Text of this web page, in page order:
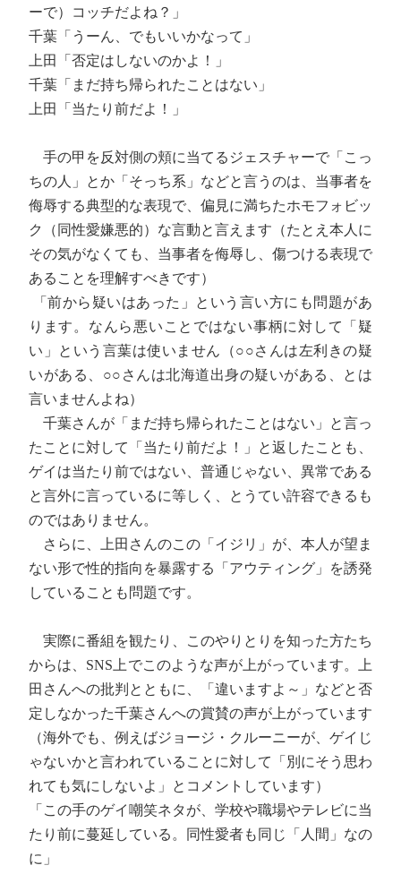
ーで）コッチだよね？」
千葉「うーん、でもいいかなって」
上田「否定はしないのかよ！」
千葉「まだ持ち帰られたことはない」
上田「当たり前だよ！」
手の甲を反対側の頬に当てるジェスチャーで「こっ
ちの人」とか「そっち系」などと言うのは、当事者を
侮辱する典型的な表現で、偏見に満ちたホモフォビッ
ク（同性愛嫌悪的）な言動と言えます（たとえ本人に
その気がなくても、当事者を侮辱し、傷つける表現で
あることを理解すべきです）
「前から疑いはあった」という言い方にも問題があ
ります。なんら悪いことではない事柄に対して「疑
い」という言葉は使いません（○○さんは左利きの疑
いがある、○○さんは北海道出身の疑いがある、とは
言いませんよね）
千葉さんが「まだ持ち帰られたことはない」と言っ
たことに対して「当たり前だよ！」と返したことも、
ゲイは当たり前ではない、普通じゃない、異常である
と言外に言っているに等しく、とうてい許容できるも
のではありません。
さらに、上田さんのこの「イジリ」が、本人が望ま
ない形で性的指向を暴露する「アウティング」を誘発
していることも問題です。
実際に番組を観たり、このやりとりを知った方たち
からは、SNS上でこのような声が上がっています。上
田さんへの批判とともに、「違いますよ～」などと否
定しなかった千葉さんへの賞賛の声が上がっています
（海外でも、例えばジョージ・クルーニーが、ゲイじ
ゃないかと言われていることに対して「別にそう思わ
れても気にしないよ」とコメントしています）
「この手のゲイ嘲笑ネタが、学校や職場やテレビに当
たり前に蔓延している。同性愛者も同じ「人間」なの
に」